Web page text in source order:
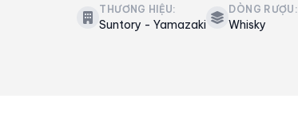
THƯƠNG HIỆU:
Suntory - Yamazaki
DÒNG RƯỢU:
Whisky